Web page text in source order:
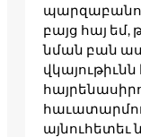
բայց հայ եմ,
նման բան
այնուհետեւ